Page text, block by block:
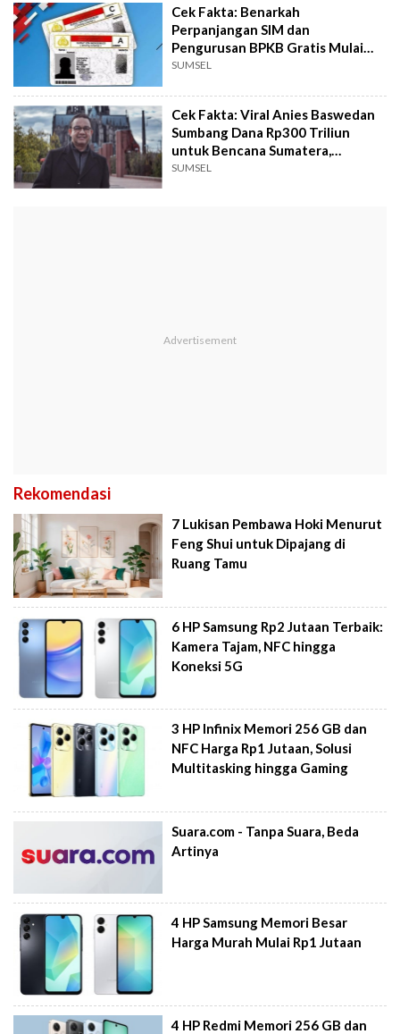
Cek Fakta: Benarkah
Perpanjangan SIM dan
Pengurusan BPKB Gratis Mulai
Januari 2026?
SUMSEL
Cek Fakta: Viral Anies Baswedan
Sumbang Dana Rp300 Triliun
untuk Bencana Sumatera,
Benarkah?
SUMSEL
Rekomendasi
7 Lukisan Pembawa Hoki Menurut
Feng Shui untuk Dipajang di
Ruang Tamu
6 HP Samsung Rp2 Jutaan Terbaik:
Kamera Tajam, NFC hingga
Koneksi 5G
3 HP Infinix Memori 256 GB dan
NFC Harga Rp1 Jutaan, Solusi
Multitasking hingga Gaming
Suara.com - Tanpa Suara, Beda
Artinya
4 HP Samsung Memori Besar
Harga Murah Mulai Rp1 Jutaan
4 HP Redmi Memori 256 GB dan